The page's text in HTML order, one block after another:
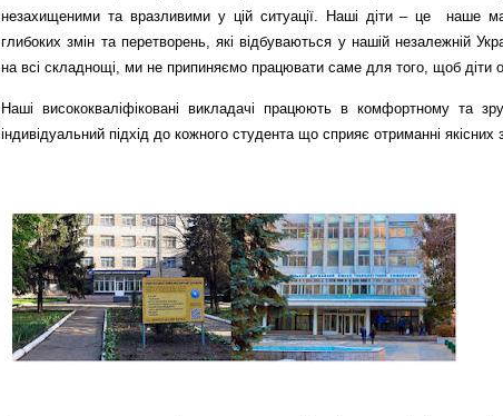
незахищеними та вразливими у цій ситуації. Наші діти – це наше
глибоких змін та перетворень, які відбуваються у нашій незалежній
на всі складнощі, ми не припиняємо працювати саме для того, щоб діти
Наші висококваліфіковані викладачі працюють в комфортному та
індивідуальний підхід до кожного студента що сприяє отриманні якісних